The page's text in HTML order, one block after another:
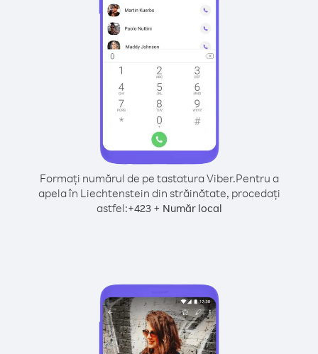
Formați numărul de pe tastatura Viber.Pentru a
apela în Liechtenstein din străinătate, procedați
astfel:+423+ Număr local